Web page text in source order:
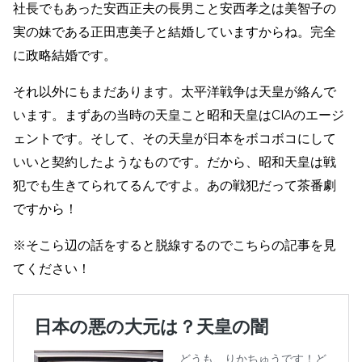
社長でもあった安西正夫の長男こと安西孝之は美智子の
実の妹である正田恵美子と結婚していますからね。完全
に政略結婚です。
それ以外にもまだあります。太平洋戦争は天皇が絡んで
います。まずあの当時の天皇こと昭和天皇はCIAのエージ
ェントです。そして、その天皇が日本をボコボコにして
いいと契約したようなものです。だから、昭和天皇は戦
犯でも生きてられてるんですよ。あの戦犯だって茶番劇
ですから！
※そこら辺の話をすると脱線するのでこちらの記事を見
てください！